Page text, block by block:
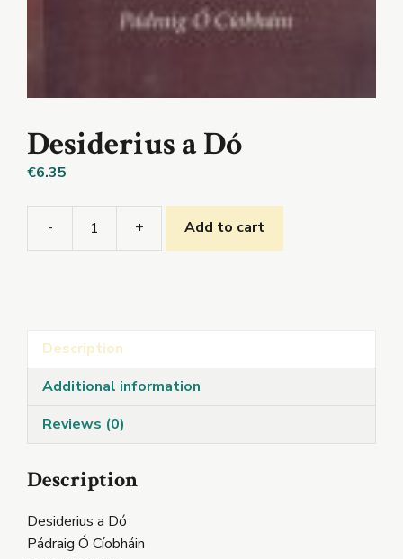
Desiderius a Dó
€6.35
-
Desiderius
+ Add to cart
Description
Additional information
Reviews (0)
Description
Desiderius a Dó
Pádraig Ó Cíobháin